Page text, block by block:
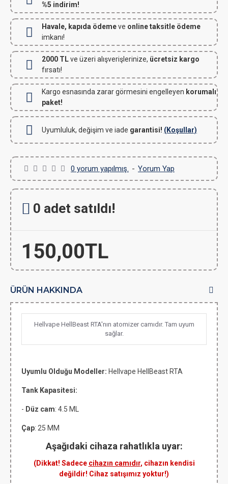
%5 indirim!
Havale, kapıda ödemeve online taksitle ödeme
imkanı!
2000 TLve üzeri alışverişlerinize, ücretsiz kargo
fırsatı!
Kargo esnasında zarar görmesini engelleyen korumalı
paket!
Uyumluluk, değişim ve iade garantisi! (Koşullar)
0 yorum yapılmış. - Yorum Yap
150,00TL
0 adet satıldı!
ÜRÜN HAKKINDA
Hellvape HellBeast RTA'nın atomizer camıdır. Tam uyum
sağlar.
Uyumlu Olduğu Modeller: Hellvape HellBeast RTA
Tank Kapasitesi:
- Düz cam: 4.5 ML
Çap: 25 MM
Aşağıdaki cihaza rahatlıkla uyar:
(Dikkat! Sadece cihazın camıdır, cihazın kendisi
değildir! Cihaz satışımız yoktur!)